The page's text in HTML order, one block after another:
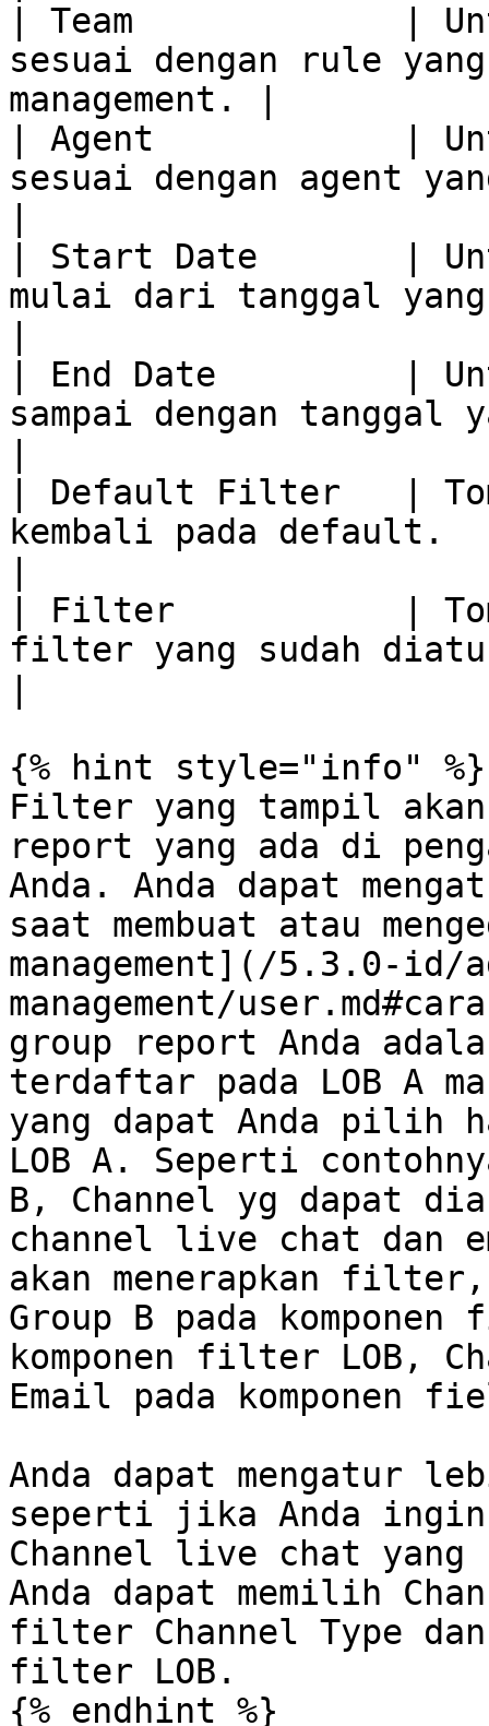
| Team             |
sesuai dengan rule
management. |
| Agent            |
sesuai dengan agent
| Start Date       |
mulai dari tanggal
| End Date         |
sampai dengan
| Default Filter   |
kembali pada default.
| Filter           |
filter yang sudah
{% hint style="info" %}
Filter yang tampil akan
report yang ada di
Anda. Anda dapat
saat membuat atau
management](/5.3.0-
management/
group report Anda
terdaftar pada LOB A
yang dapat Anda pilih
LOB A. Seperti
B, Channel yg dapat
channel live chat dan
akan menerapkan
Group B pada
komponen filter LOB,
Email pada komponen
Anda dapat mengatur
seperti jika Anda
Channel live chat yang
Anda dapat memilih
filter Channel Type dan
filter LOB.